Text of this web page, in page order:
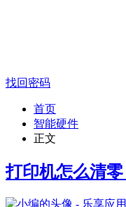
找回密码
首页
智能硬件
正文
打印机怎么清